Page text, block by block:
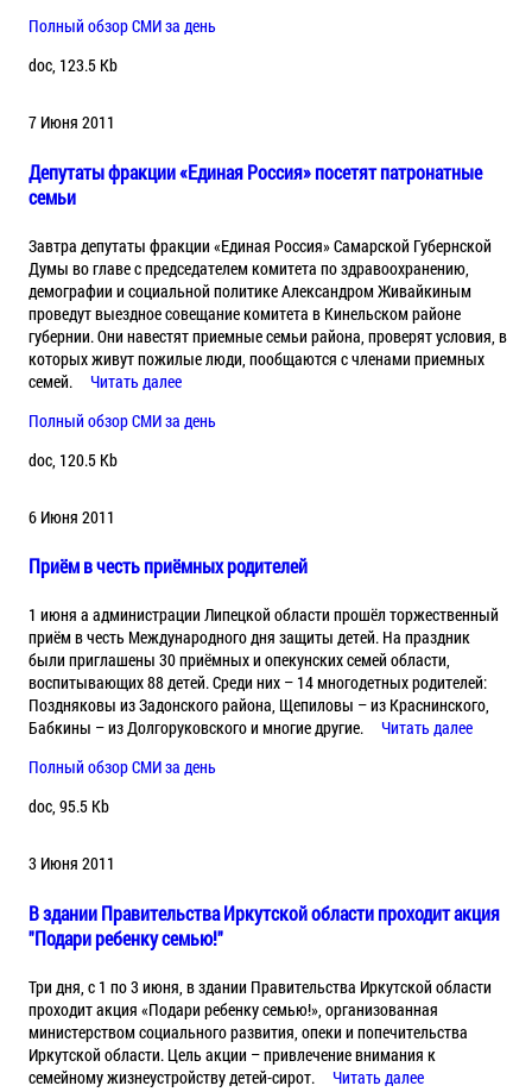
Полный обзор СМИ за день
doc, 123.5 Kb
7 Июня 2011
Депутаты фракции «Единая Россия» посетят патронатные
семьи
Завтра депутаты фракции «Единая Россия» Самарской Губернской
Думы во главе с председателем комитета по здравоохранению,
демографии и социальной политике Александром Живайкиным
проведут выездное совещание комитета в Кинельском районе
губернии. Они навестят приемные семьи района, проверят условия, в
которых живут пожилые люди, пообщаются с членами приемных
семей.
Читать далее
Полный обзор СМИ за день
doc, 120.5 Kb
6 Июня 2011
Приём в честь приёмных родителей
1 июня а администрации Липецкой области прошёл торжественный
приём в честь Международного дня защиты детей. На праздник
были приглашены 30 приёмных и опекунских семей области,
воспитывающих 88 детей. Среди них – 14 многодетных родителей:
Поздняковы из Задонского района, Щепиловы – из Краснинского,
Бабкины – из Долгоруковского и многие другие.
Читать далее
Полный обзор СМИ за день
doc, 95.5 Kb
3 Июня 2011
В здании Правительства Иркутской области проходит акция
"Подари ребенку семью!"
Три дня, с 1 по 3 июня, в здании Правительства Иркутской области
проходит акция «Подари ребенку семью!», организованная
министерством социального развития, опеки и попечительства
Иркутской области. Цель акции – привлечение внимания к
семейному жизнеустройству детей-сирот.
Читать далее